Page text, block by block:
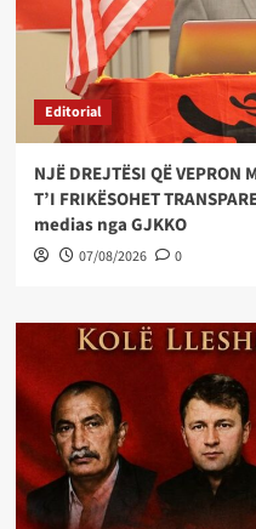
Editorial
NJË DREJTËSI QË VEPRON
T’I FRIKËSOHET
medias nga GJKKO
07/08/2026 0